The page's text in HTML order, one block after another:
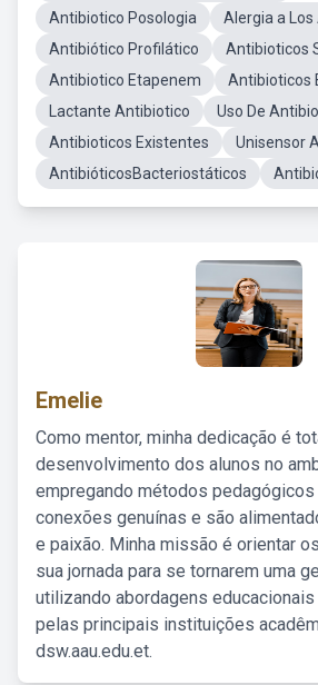
Antibiotico Posologia
Alergia a
Antibiótico Profilático
Antibioticos
Antibiotico Etapenem
Antibioticos
Lactante Antibiotico
Uso De
Antibioticos Existentes
Unisensor
AntibióticosBacteriostáticos
Emelie
Como mentor, minha dedicação é
desenvolvimento dos alunos no
empregando métodos
conexões genuínas e são
e paixão. Minha missão é orientar
sua jornada para se tornarem uma
utilizando abordagens
pelas principais instituições
dsw.aau.edu.et.